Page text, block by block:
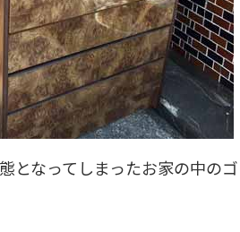
となってしまったお家の中の